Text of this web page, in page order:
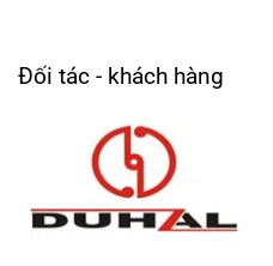
Đối tác - khách hàng